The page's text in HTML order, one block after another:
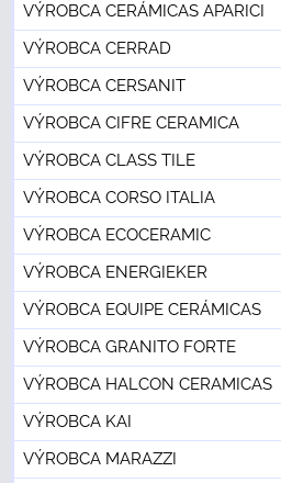
VÝROBCA CERÁMICAS APARICI
VÝROBCA CERRAD
VÝROBCA CERSANIT
VÝROBCA CIFRE CERAMICA
VÝROBCA CLASS TILE
VÝROBCA CORSO ITALIA
VÝROBCA ECOCERAMIC
VÝROBCA ENERGIEKER
VÝROBCA EQUIPE CERÁMICAS
VÝROBCA GRANITO FORTE
VÝROBCA HALCON CERAMICAS
VÝROBCA KAI
VÝROBCA MARAZZI